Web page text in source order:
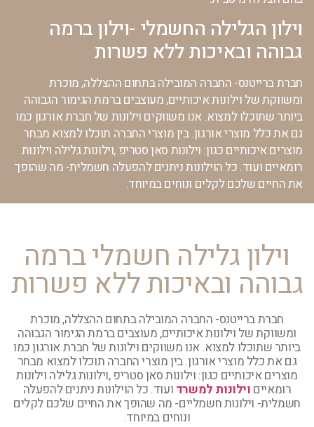
וילון הגלילה החשמלי -וילון ברמה
גבוהה ובאיכות ללא פשרות
חברת ברייטנס- החברה המובילה בתחום ההצללה, מוכרת
ומשווקת של וילונות איכותיים, מעוצבים ברמת הגימור הגבוהה
ביותר שתוכלו למצוא. אנו משווקים וילונות של חברת אורגון כמו
גם את כלל מוצרי אורגון. בין מוצרי החברה תוכלו למצוא מבחר
מוצרים איכותיים כגון: וילונות סאן סטריפ ,וילונות גלילה וילונות
רומאיים ועוד. כל הוילונות ניתנים להפעלה חשמלית- מה שהופך
את החיים שלכם לקלים ונוחים במיוחד.
וילון גלילה חשמלי ברמה
גבוהה ובאיכות ללא פשרות
חברת ברייטנס- החברה המובילה בתחום ההצללה, מוכרת
ומשווקת של וילונות איכותיים, מעוצבים ברמת הגימור הגבוהה
ביותר שתוכלו למצוא. אנו משווקים וילונות של חברת אורגון כמו
גם את כלל מוצרי אורגון. בין מוצרי החברה תוכלו למצוא מבחר
מוצרים איכותיים כגון: וילונות סאן סטריפ ,וילונות גלילה וילונות
רומאיים וילונות למשרד ועוד. כל הוילונות ניתנים להפעלה
חשמלית- וילונות חשמליים- מה שהופך את החיים שלכם לקלים
ונוחים במיוחד.